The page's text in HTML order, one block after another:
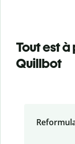
Tout est
Quillbot